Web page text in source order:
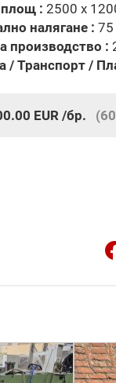
площ : 2500 x
налягане : 75
производство :
/ Транспорт /
EUR /бр.